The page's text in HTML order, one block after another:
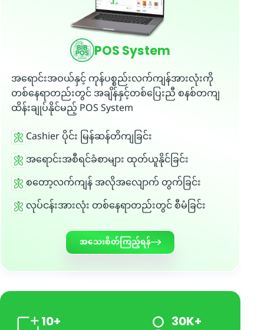
POS System
အရောင်းအဝယ်နှင့် ကုန်ပစ္စည်းလက်ကျန်အားလုံးကို
တစ်နေရာတည်းတွင် အချိန်နှင့်တစ်ပြေးညီ စနစ်တကျ
ထိန်းချုပ်နိုင်မည့် POS System
Cashier ပိုင်း မြန်ဆန်တိကျခြင်း
အရောင်းအစီရင်ခံစာများ ထုတ်ယူနိုင်ခြင်း
စတော့လက်ကျန် အလိုအလျောက် တွက်ခြင်း
လုပ်ငန်းအားလုံး တစ်နေရာတည်းတွင် စီမံခြင်း
အသေးစိတ်ကြည့်ရန်
10+ 30K+